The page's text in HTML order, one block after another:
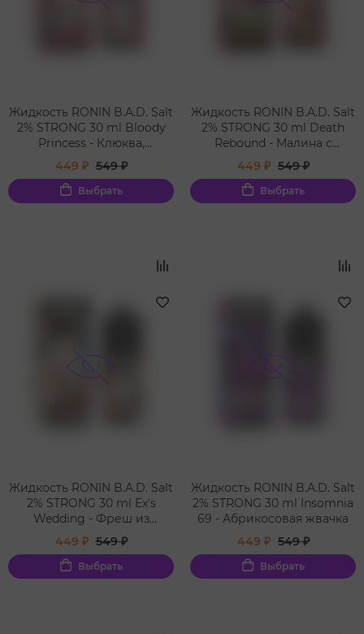
Жидкость RONIN B.A.D. Salt
2% STRONG 30 ml Bloody
Princess - Клюква,
Брусника, Корица, Ваниль
449 ₽ 549 ₽
Выбрать
Жидкость RONIN B.A.D. Salt
2% STRONG 30 ml Death
Rebound - Малина с
холодной черной
смородиной
449 ₽ 549 ₽
Выбрать
Жидкость RONIN B.A.D. Salt
2% STRONG 30 ml Ex's
Wedding - Фреш из
медовой дыни
449 ₽ 549 ₽
Выбрать
Жидкость RONIN B.A.D. Salt
2% STRONG 30 ml Insomnia
69 - Абрикосовая жвачка
449 ₽ 549 ₽
Выбрать